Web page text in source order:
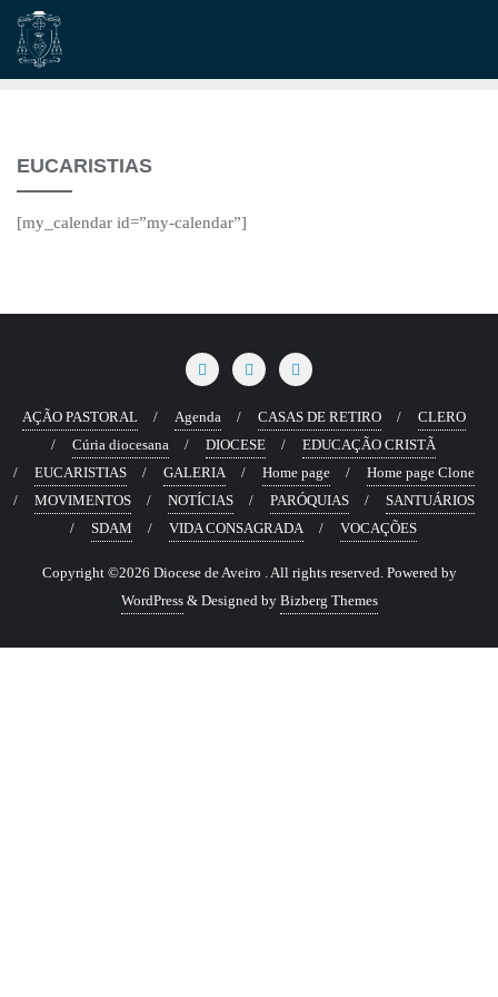
Skip
content
EUCARISTIAS
[my_calendar id=”my-calendar”]
AÇÃO PASTORAL Agenda CASAS DE RETIRO
CLERO
Cúria diocesana
DIOCESE
EDUCAÇÃO CRISTÃ
EUCARISTIAS
GALERIA Home page
Home page Clone
MOVIMENTOS
NOTÍCIAS PARÓQUIAS
SANTUÁRIOS
SDAM
VIDA CONSAGRADA VOCAÇÕES
Copyright ©2026 Diocese de Aveiro . All rights reserved. Powered by
WordPress & Designed by Bizberg Themes